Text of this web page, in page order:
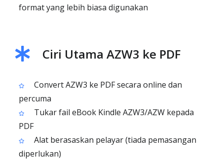
format yang lebih biasa digunakan
Ciri Utama AZW3 ke PDF
Convert AZW3 ke PDF secara online dan
percuma
Tukar fail eBook Kindle AZW3/AZW kepada
PDF
Alat berasaskan pelayar (tiada pemasangan
diperlukan)